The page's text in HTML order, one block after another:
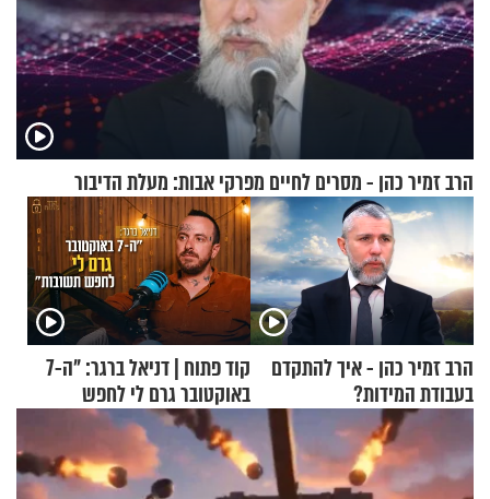
הרב זמיר כהן - מסרים לחיים מפרקי אבות: מעלת הדיבור
הרב זמיר כהן - איך להתקדם
בעבודת המידות?
קוד פתוח | דניאל ברגר: "ה-7
באוקטובר גרם לי לחפש
תשובות"